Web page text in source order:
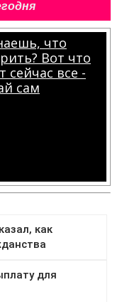
что
Вот что
сейчас все -
сам